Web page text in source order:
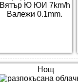
Вятър Ю ЮИ 7km/h
Валежи 0.1mm.
Нощ